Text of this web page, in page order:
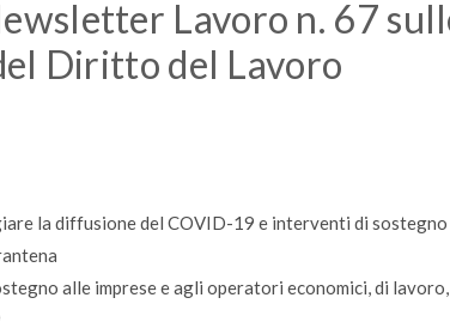
Lavoro n. 67
Diritto del Lavoro
la diffusione del COVID-19 e interventi di
alle imprese e agli operatori economici, di